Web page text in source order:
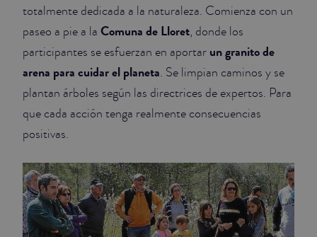
totalmente dedicada a la naturaleza. Comienza con un
paseo a pie a la Comuna de Lloret, donde los
participantes se esfuerzan en aportar un granito de
arena para cuidar el planeta. Se limpian caminos y se
plantan árboles según las directrices de expertos. Para
que cada acción tenga realmente consecuencias
positivas.
SUPERIOR
JUNIOR SUITES